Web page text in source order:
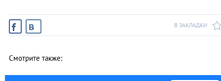
В ЗАКЛАДКИ
Смотрите также: